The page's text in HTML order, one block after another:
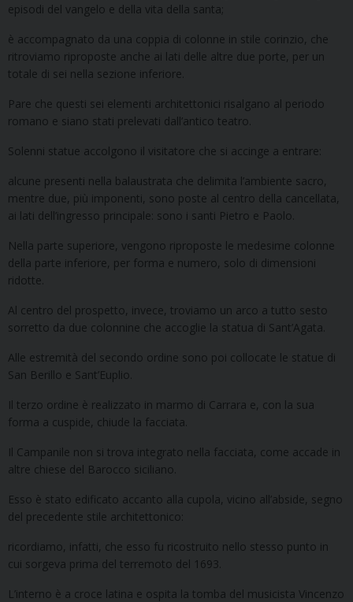
episodi del vangelo e della vita della santa;
è accompagnato da una coppia di colonne in stile corinzio, che
ritroviamo riproposte anche ai lati delle altre due porte, per un
totale di sei nella sezione inferiore.
Pare che questi sei elementi architettonici risalgano al periodo
romano e siano stati prelevati dall’antico teatro.
Solenni statue accolgono il visitatore che si accinge a entrare:
alcune presenti nella balaustrata che delimita l’ambiente sacro,
mentre due, più imponenti, sono poste al centro della cancellata,
ai lati dell’ingresso principale: sono i santi Pietro e Paolo.
Nella parte superiore, vengono riproposte le medesime colonne
della parte inferiore, per forma e numero, solo di dimensioni
ridotte.
Al centro del prospetto, invece, troviamo un arco a tutto sesto
sorretto da due colonnine che accoglie la statua di Sant’Agata.
Alle estremità del secondo ordine sono poi collocate le statue di
San Berillo e Sant’Euplio.
Il terzo ordine è realizzato in marmo di Carrara e, con la sua
forma a cuspide, chiude la facciata.
Il Campanile non si trova integrato nella facciata, come accade in
altre chiese del Barocco siciliano.
Esso è stato edificato accanto alla cupola, vicino all’abside, segno
del precedente stile architettonico:
ricordiamo, infatti, che esso fu ricostruito nello stesso punto in
cui sorgeva prima del terremoto del 1693.
L’interno è a croce latina e ospita la tomba del musicista Vincenzo